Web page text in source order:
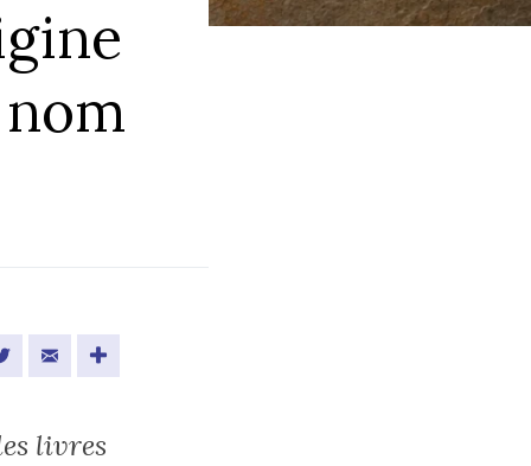
Twitter Email
livres